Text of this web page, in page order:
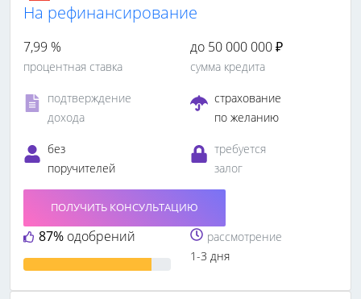
На рефинансирование
7,99 %
процентная ставка
до 50 000 000 ₽
сумма кредита
подтверждение
дохода
страхование
по желанию
без
поручителей
требуется
залог
87% одобрений
ПОЛУЧИТЬ КОНСУЛЬТАЦИЮ
рассмотрение
1-3 дня